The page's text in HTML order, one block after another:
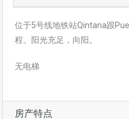
位于5号线地铁站Qintana跟
程。阳光充足，向阳。
无电梯
房产特点